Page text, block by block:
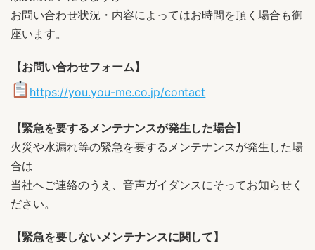
お問い合わせ状況・内容によってはお時間を頂く場合も御
座います。
【お問い合わせフォーム】
https://you.you-me.co.jp/contact
【緊急を要するメンテナンスが発生した場合】
火災や水漏れ等の緊急を要するメンテナンスが発生した場
合は
当社へご連絡のうえ、音声ガイダンスにそってお知らせく
ださい。
【緊急を要しないメンテナンスに関して】